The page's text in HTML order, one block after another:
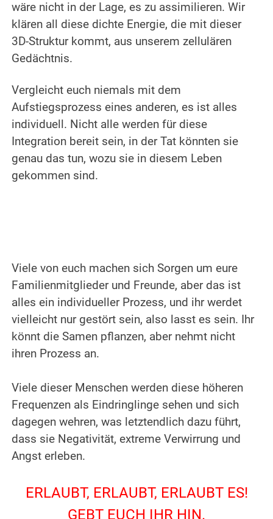
wäre nicht in der Lage, es zu assimilieren. Wir
klären all diese dichte Energie, die mit dieser
3D-Struktur kommt, aus unserem zellulären
Gedächtnis.
Vergleicht euch niemals mit dem
Aufstiegsprozess eines anderen, es ist alles
individuell. Nicht alle werden für diese
Integration bereit sein, in der Tat könnten sie
genau das tun, wozu sie in diesem Leben
gekommen sind.
Viele von euch machen sich Sorgen um eure
Familienmitglieder und Freunde, aber das ist
alles ein individueller Prozess, und ihr werdet
vielleicht nur gestört sein, also lasst es sein. Ihr
könnt die Samen pflanzen, aber nehmt nicht
ihren Prozess an.
Viele dieser Menschen werden diese höheren
Frequenzen als Eindringlinge sehen und sich
dagegen wehren, was letztendlich dazu führt,
dass sie Negativität, extreme Verwirrung und
Angst erleben.
ERLAUBT, ERLAUBT, ERLAUBT ES!
GEBT EUCH IHR HIN.